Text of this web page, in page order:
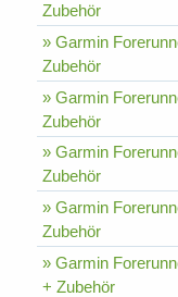
Zubehör
» Garmin
Zubehör
» Garmin
Zubehör
» Garmin
Zubehör
» Garmin
Zubehör
» Garmin
+ Zubehör